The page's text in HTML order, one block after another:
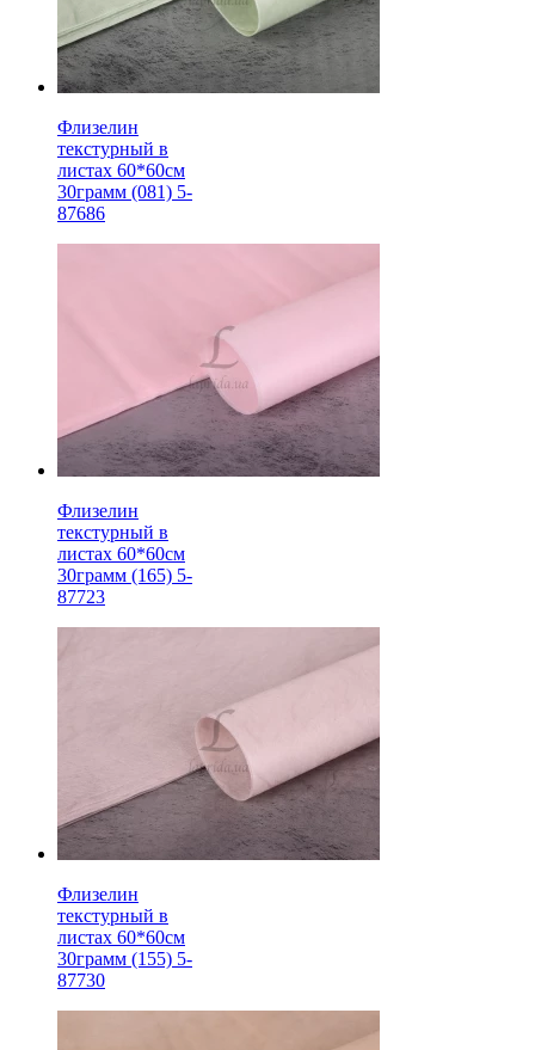
Флизелин
текстурный в
листах 60*60см
30грамм (081) 5-
87686
Флизелин
текстурный в
листах 60*60см
30грамм (165) 5-
87723
Флизелин
текстурный в
листах 60*60см
30грамм (155) 5-
87730